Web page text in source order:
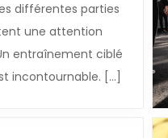
différentes parties
une attention
entraînement ciblé
incontournable. […]